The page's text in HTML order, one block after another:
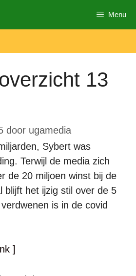
Menu
13
door ugamedia
Sybert was
Terwijl de media zich
de 20 miljoen winst bij de
blijft het ijzig stil over de 5
is in de covid
]